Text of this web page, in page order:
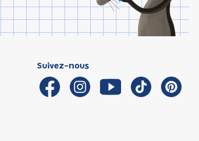
Suivez-nous